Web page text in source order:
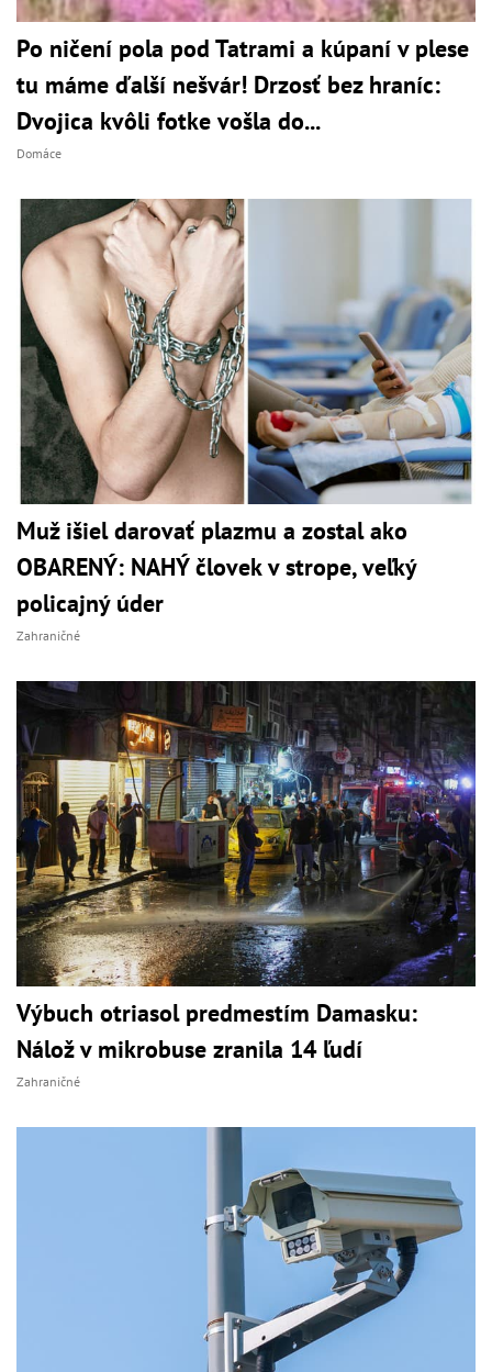
Po ničení pola pod Tatrami a kúpaní v plese
tu máme ďalší nešvár! Drzosť bez hraníc:
Dvojica kvôli fotke vošla do...
Domáce
Muž išiel darovať plazmu a zostal ako
OBARENÝ: NAHÝ človek v strope, veľký
policajný úder
Zahraničné
Výbuch otriasol predmestím Damasku:
Nálož v mikrobuse zranila 14 ľudí
Zahraničné